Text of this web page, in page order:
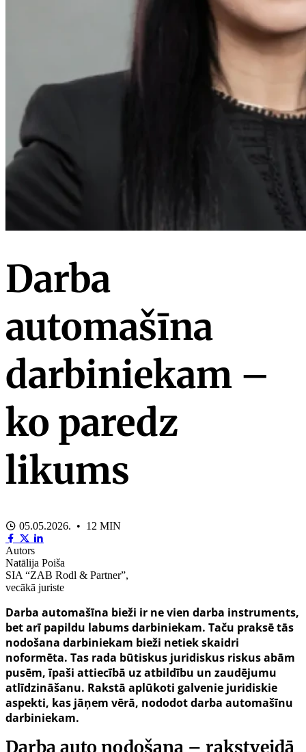
Darba
automašīna
darbiniekam –
ko paredz
likums
05.05.2026. • 12 MIN
Autors
Natālija Poiša
SIA “ZAB Rodl & Partner”,
vecākā juriste
Darba automašīna bieži ir ne vien darba instruments,
bet arī papildu labums darbiniekam. Taču praksē tās
nodošana darbiniekam bieži netiek skaidri
noformēta. Tas rada būtiskus juridiskus riskus abām
pusēm, īpaši attiecībā uz atbildību un zaudējumu
atlīdzināšanu. Rakstā aplūkoti galvenie juridiskie
aspekti, kas jāņem vērā, nododot darba automašīnu
darbiniekam.
Darba auto nodošana – rakstveidā